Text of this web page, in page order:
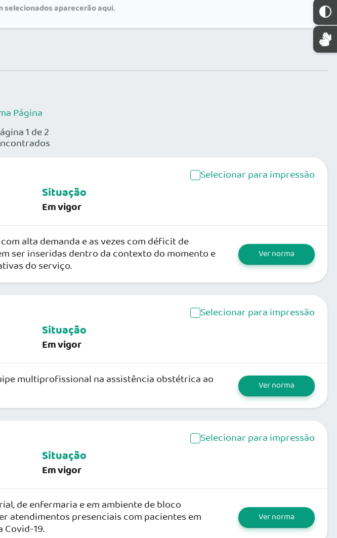
selecionados aparecerão aqui.
Página
1 de 2
Selecionar para impressão
Situação
Em vigor
alta demanda e as vezes com déficit de
ser inseridas dentro da contexto do momento e
do serviço.
Ver norma
Selecionar para impressão
Situação
Em vigor
multiprofissional na assistência obstétrica ao
Ver norma
Selecionar para impressão
Situação
Em vigor
de enfermaria e em ambiente de bloco
atendimentos presenciais com pacientes em
Covid-19.
Ver norma